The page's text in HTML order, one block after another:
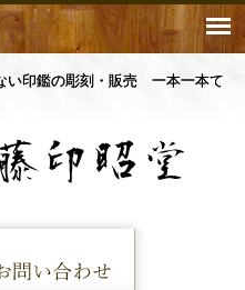
い印鑑の彫刻・販売 一本一本て